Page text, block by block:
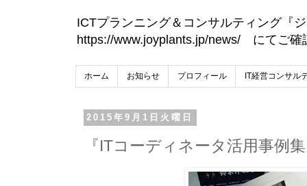
ICTプランニング＆コンサルティング
https://www.joyplants.jp/news/ にてご確
ホーム お知らせ プロフィール IT経営コンサル
2015年9月1日火曜日
『ITコーディネータ活用事例